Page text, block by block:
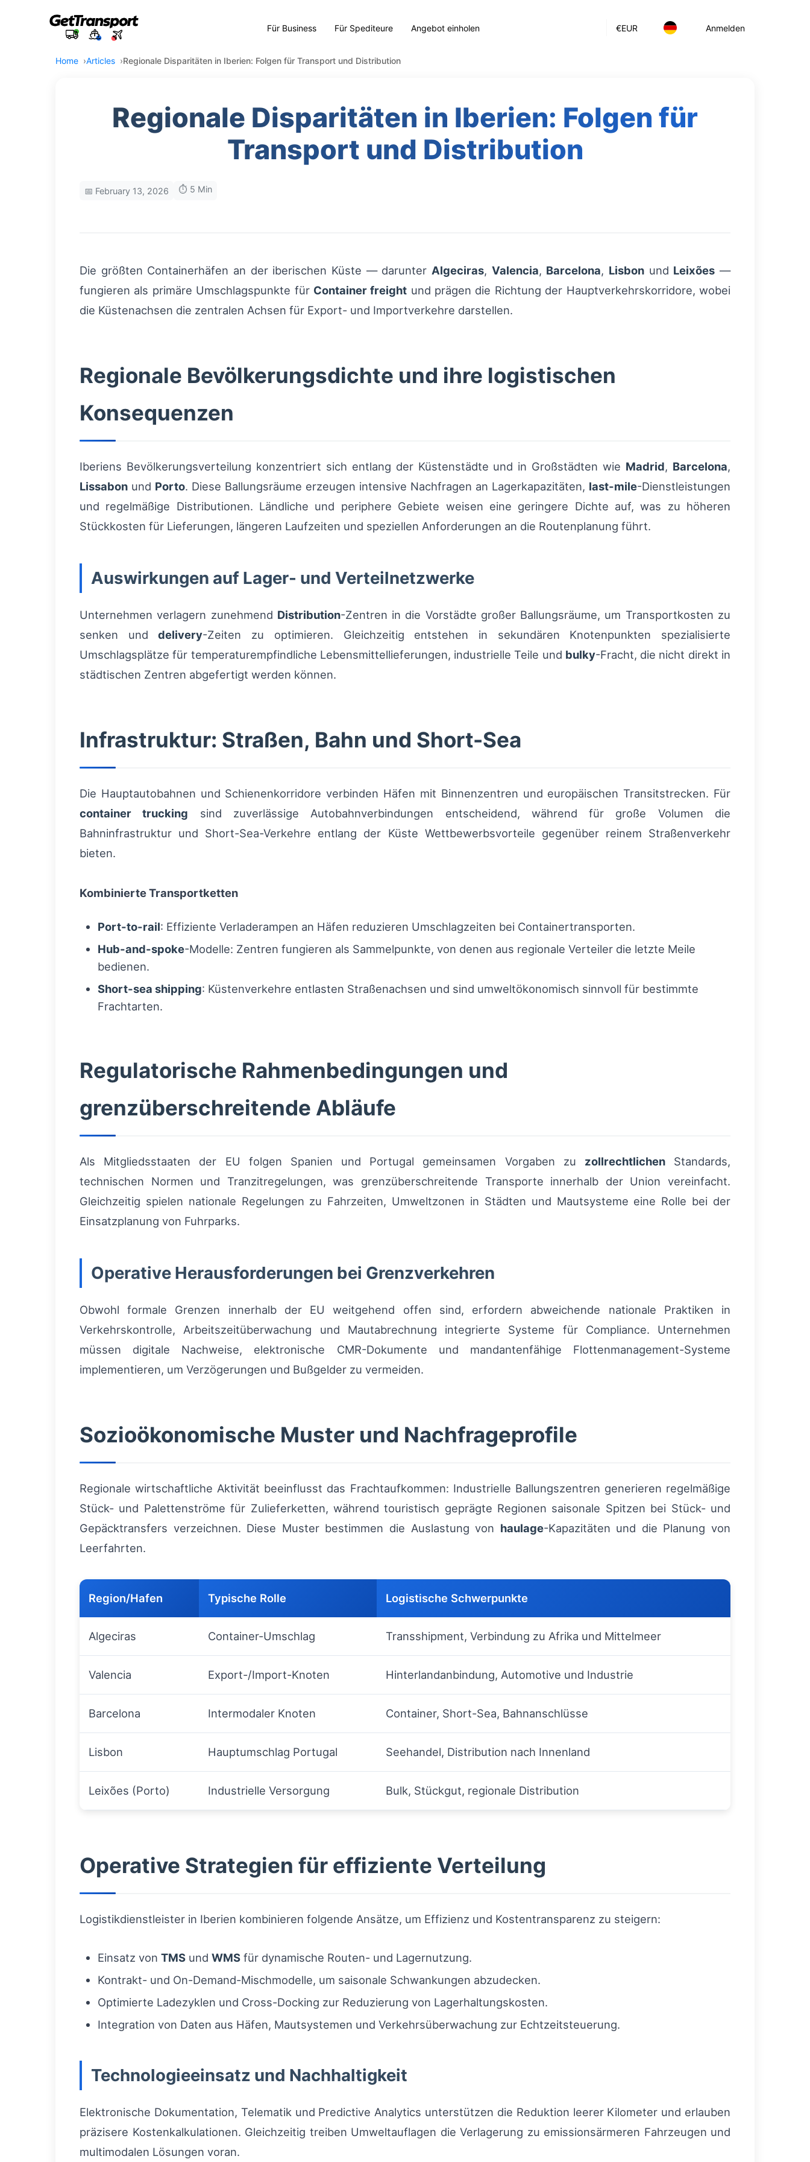
€EUR Anmelden
Für Business Für Spediteure Angebot einholen
Home Articles Regionale Disparitäten in Iberien: Folgen für Transport und Distribution
Regionale Disparitäten in Iberien: Folgen für
Transport und Distribution
📅 February 13, 2026 ⏱️ 5 Min
Die größten Containerhäfen an der iberischen Küste — darunter Algeciras, Valencia, Barcelona, Lisbon und Leixões —
fungieren als primäre Umschlagspunkte für Container freight und prägen die Richtung der Hauptverkehrskorridore, wobei
die Küstenachsen die zentralen Achsen für Export- und Importverkehre darstellen.
Regionale Bevölkerungsdichte und ihre logistischen
Konsequenzen
Iberiens Bevölkerungsverteilung konzentriert sich entlang der Küstenstädte und in Großstädten wie Madrid, Barcelona,
Lissabon und Porto. Diese Ballungsräume erzeugen intensive Nachfragen an Lagerkapazitäten, last-mile-Dienstleistungen
und regelmäßige Distributionen. Ländliche und periphere Gebiete weisen eine geringere Dichte auf, was zu höheren
Stückkosten für Lieferungen, längeren Laufzeiten und speziellen Anforderungen an die Routenplanung führt.
Auswirkungen auf Lager- und Verteilnetzwerke
Unternehmen verlagern zunehmend Distribution-Zentren in die Vorstädte großer Ballungsräume, um Transportkosten zu
senken unddelivery-Zeiten zu optimieren. Gleichzeitig entstehen in sekundären Knotenpunkten spezialisierte
Umschlagsplätze für temperaturempfindliche Lebensmittellieferungen, industrielle Teile und bulky-Fracht, die nicht direkt in
städtischen Zentren abgefertigt werden können.
Infrastruktur: Straßen, Bahn und Short-Sea
Die Hauptautobahnen und Schienenkorridore verbinden Häfen mit Binnenzentren und europäischen Transitstrecken. Für
container trucking sind zuverlässige Autobahnverbindungen entscheidend, während für große Volumen die
Bahninfrastruktur und Short-Sea-Verkehre entlang der Küste Wettbewerbsvorteile gegenüber reinem Straßenverkehr
bieten.
Kombinierte Transportketten
Port-to-rail: Effiziente Verladerampen an Häfen reduzieren Umschlagzeiten bei Containertransporten.
Hub-and-spoke-Modelle: Zentren fungieren als Sammelpunkte, von denen aus regionale Verteiler die letzte Meile
bedienen.
Short-sea shipping: Küstenverkehre entlasten Straßenachsen und sind umweltökonomisch sinnvoll für bestimmte
Frachtarten.
Regulatorische Rahmenbedingungen und
grenzüberschreitende Abläufe
Als Mitgliedsstaaten der EU folgen Spanien und Portugal gemeinsamen Vorgaben zu zollrechtlichenStandards,
technischen Normen und Tranzitregelungen, was grenzüberschreitende Transporte innerhalb der Union vereinfacht.
Gleichzeitig spielen nationale Regelungen zu Fahrzeiten, Umweltzonen in Städten und Mautsysteme eine Rolle bei der
Einsatzplanung von Fuhrparks.
Operative Herausforderungen bei Grenzverkehren
Obwohl formale Grenzen innerhalb der EU weitgehend offen sind, erfordern abweichende nationale Praktiken in
Verkehrskontrolle, Arbeitszeitüberwachung und Mautabrechnung integrierte Systeme für Compliance. Unternehmen
müssen digitale Nachweise, elektronische CMR-Dokumente und mandantenfähige Flottenmanagement-Systeme
implementieren, um Verzögerungen und Bußgelder zu vermeiden.
Sozioökonomische Muster und Nachfrageprofile
Regionale wirtschaftliche Aktivität beeinflusst das Frachtaufkommen: Industrielle Ballungszentren generieren regelmäßige
Stück- und Palettenströme für Zulieferketten, während touristisch geprägte Regionen saisonale Spitzen bei Stück- und
Gepäcktransfers verzeichnen. Diese Muster bestimmen die Auslastung von haulage-Kapazitäten und die Planung von
Leerfahrten.
Region/Hafen Typische Rolle Logistische Schwerpunkte
Algeciras Container-Umschlag Transshipment, Verbindung zu Afrika und Mittelmeer
Valencia Export-/Import-Knoten Hinterlandanbindung, Automotive und Industrie
Barcelona Intermodaler Knoten Container, Short-Sea, Bahnanschlüsse
Lisbon Hauptumschlag Portugal Seehandel, Distribution nach Innenland
Leixões (Porto) Industrielle Versorgung Bulk, Stückgut, regionale Distribution
Operative Strategien für effiziente Verteilung
Logistikdienstleister in Iberien kombinieren folgende Ansätze, um Effizienz und Kostentransparenz zu steigern:
Einsatz von TMS und WMS für dynamische Routen- und Lagernutzung.
Kontrakt- und On-Demand-Mischmodelle, um saisonale Schwankungen abzudecken.
Optimierte Ladezyklen und Cross-Docking zur Reduzierung von Lagerhaltungskosten.
Integration von Daten aus Häfen, Mautsystemen und Verkehrsüberwachung zur Echtzeitsteuerung.
Technologieeinsatz und Nachhaltigkeit
Elektronische Dokumentation, Telematik und Predictive Analytics unterstützen die Reduktion leerer Kilometer und erlauben
präzisere Kostenkalkulationen. Gleichzeitig treiben Umweltauflagen die Verlagerung zu emissionsärmeren Fahrzeugen und
multimodalen Lösungen voran.